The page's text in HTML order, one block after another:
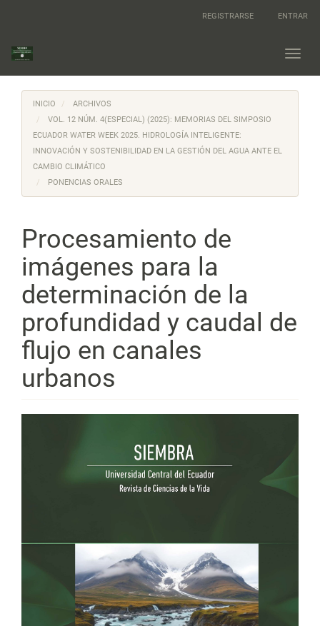
principal
Barra
lateral
REGISTRARSE ENTRAR
INICIO
ARCHIVOS
VOL. 12 NÚM. 4(ESPECIAL) (2025): MEMORIAS DEL SIMPOSIO
ECUADOR WATER WEEK 2025. HIDROLOGÍA INTELIGENTE:
INNOVACIÓN Y SOSTENIBILIDAD EN LA GESTIÓN DEL AGUA ANTE EL
CAMBIO CLIMÁTICO
PONENCIAS ORALES
Procesamiento de
imágenes para la
determinación de la
profundidad y caudal de
flujo en canales
urbanos